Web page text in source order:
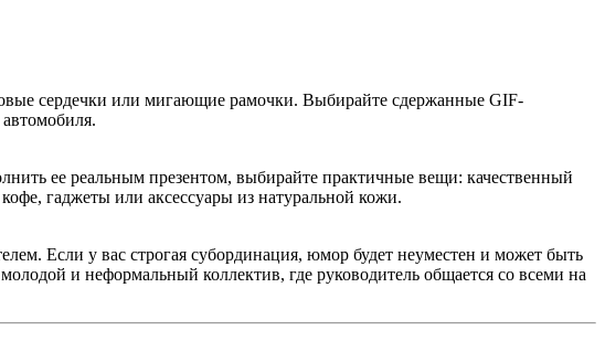
сердечки или мигающие рамочки. Выбирайте сдержанные GIF-
ее реальным презентом, выбирайте практичные вещи: качественный
гаджеты или аксессуары из натуральной кожи.
Если у вас строгая субординация, юмор будет неуместен и может быть
и неформальный коллектив, где руководитель общается со всеми на